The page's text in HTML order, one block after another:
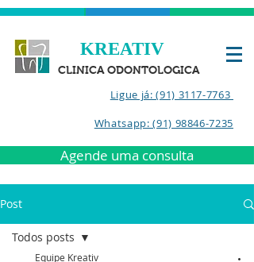
KREATIV
CLINICA ODONTOLOGICA
Ligue já: (91) 3117-7763
Whatsapp: (91) 98846-7235
Agende uma consulta
Post
Todos posts
Equipe Kreativ